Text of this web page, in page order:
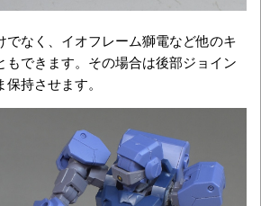
でなく、イオフレーム獅電など他のキ
もできます。その場合は後部ジョイン
持させます。